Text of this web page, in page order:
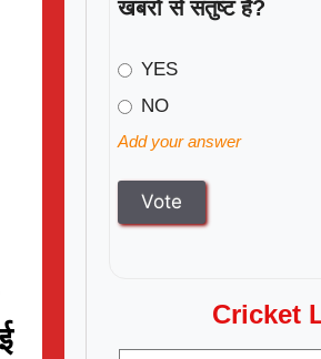
खबरों से संतुष्ट हैं?
YES
NO
Add your answer
Cricket